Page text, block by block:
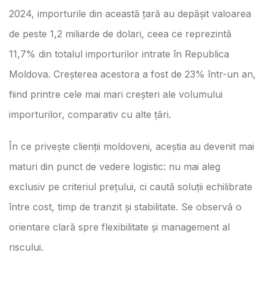
2024, importurile din această țară au depășit valoarea
de peste 1,2 miliarde de dolari, ceea ce reprezintă
11,7% din totalul importurilor intrate în Republica
Moldova. Creșterea acestora a fost de 23% într-un an,
fiind printre cele mai mari creșteri ale volumului
importurilor, comparativ cu alte țări.
În ce privește clienții moldoveni, aceștia au devenit mai
maturi din punct de vedere logistic: nu mai aleg
exclusiv pe criteriul prețului, ci caută soluții echilibrate
între cost, timp de tranzit și stabilitate. Se observă o
orientare clară spre flexibilitate și management al
riscului.